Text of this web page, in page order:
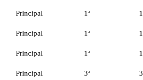
Principal 1ª
Principal 1ª
Principal 1ª
Principal 3ª